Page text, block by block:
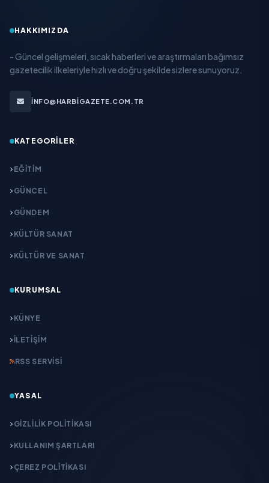
HAKKIMIZDA
- Güncel gelişmeleri, sıcak haberleri ve araştırmaları bağımsız
gazetecilik ilkeleriyle hızlı ve doğru şekilde sizlere sunuyoruz.
INFO@HARBIGAZETE.COM.TR
KATEGORILER
EĞITIM
GÜNCEL
GÜNDEM
KÜLTÜR SANAT
KÜLTÜR VE SANAT
KURUMSAL
KÜNYE
İLETIŞIM
RSS SERVISI
YASAL
GIZLILIK POLITIKASI
KULLANIM ŞARTLARI
ÇEREZ POLITIKASI